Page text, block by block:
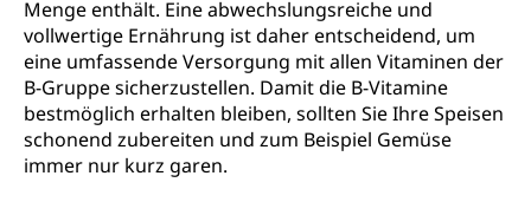
Menge enthält. Eine abwechslungsreiche und
vollwertige Ernährung ist daher entscheidend, um
eine umfassende Versorgung mit allen Vitaminen der
B-Gruppe sicherzustellen. Damit die B-Vitamine
bestmöglich erhalten bleiben, sollten Sie Ihre Speisen
schonend zubereiten und zum Beispiel Gemüse
immer nur kurz garen.